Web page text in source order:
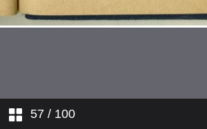
57 / 100
Caín i Abel
Contrarresto